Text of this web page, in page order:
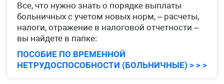
Все, что нужно знать о порядке выплаты
больничных с учетом новых норм, – расчеты,
налоги, отражение в налоговой отчетности –
вы найдете в папке:
ПОСОБИЕ ПО ВРЕМЕННОЙ
НЕТРУДОСПОСОБНОСТИ (БОЛЬНИЧНЫЕ) > > >